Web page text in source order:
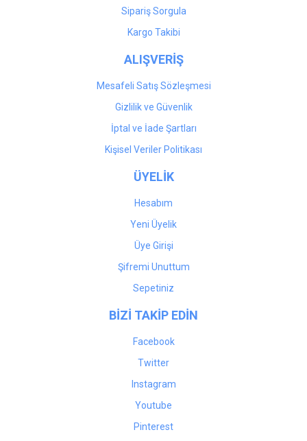
Sipariş Sorgula
Kargo Takibi
ALIŞVERİŞ
Mesafeli Satış Sözleşmesi
Gizlilik ve Güvenlik
İptal ve İade Şartları
Kişisel Veriler Politikası
ÜYELİK
Hesabım
Yeni Üyelik
Üye Girişi
Şifremi Unuttum
Sepetiniz
BİZİ TAKİP EDİN
Facebook
Twitter
Instagram
Youtube
Pinterest